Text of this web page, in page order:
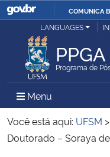
COMUNICA
Ministério da Justiça e
Ministério da Defesa
Ministério das Relações
LANGUAGES
PPGA
Programa de
Menu Menu
Você está aqui: UFSM >
Doutorado – Soraya